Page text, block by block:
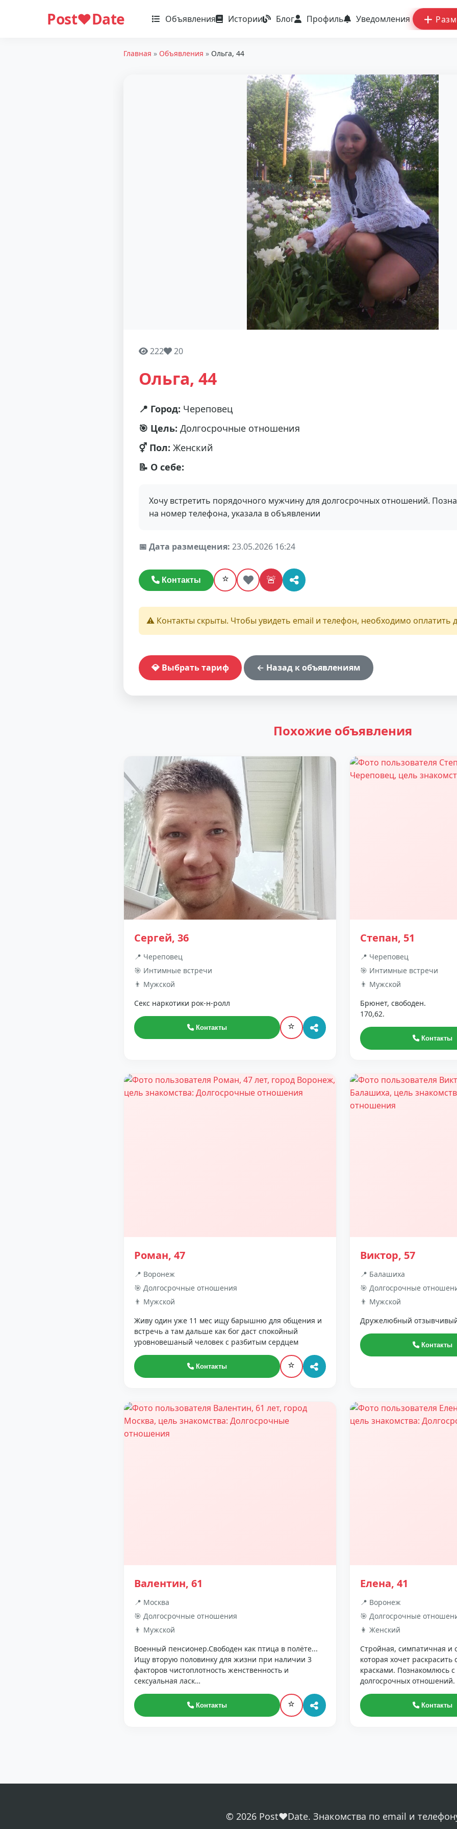
Post❤️Date Объявления Истории Блог Профиль Уведомления
Главная » Объявления » Ольга, 44
222 20
Ольга, 44
📍 Город: Череповец
🎯 Цель: Долгосрочные отношения
⚥ Пол: Женский
📝 О себе:
Хочу встретить порядочного мужчину для долгосрочных отношений.
на номер телефона, указала в объявлении
📅 Дата размещения: 23.05.2026 16:24
Контакты ⭐ 🚨
⚠️ Контакты скрыты. Чтобы увидеть email и телефон, необходимо оплатить
💎 Выбрать тариф ← Назад к объявлениям
Похожие объявления
Сергей, 36
📍 Череповец
🎯 Интимные встречи
👨 Мужской
Секс наркотики рок-н-ролл
Контакты ⭐
Степан, 51
📍 Череповец
🎯 Интимные встречи
👨 Мужской
Брюнет, свободен.
170,62.
Контакты
Роман, 47
📍 Воронеж
🎯 Долгосрочные отношения
👨 Мужской
Живу один уже 11 мес ищу барышню для общения и
встречь а там дальше как бог даст спокойный
уровновешаный человек с разбитым сердцем
Контакты ⭐
Виктор, 57
📍 Балашиха
🎯 Долгосрочные
👨 Мужской
Дружелюбный
Контакты
Валентин, 61
📍 Москва
🎯 Долгосрочные отношения
👨 Мужской
Военный пенсионер.Свободен как птица в полёте...
Ищу вторую половинку для жизни при наличии 3
факторов чистоплотность женственность и
сексуальная ласк…
Контакты ⭐
Елена, 41
📍 Воронеж
🎯 Долгосрочные
👩 Женский
Стройная, симпатичная
которая хочет
красками. Познакомлюсь
долгосрочных отношений.
Контакты
© 2026 Post❤️Date. Знакомства по email и